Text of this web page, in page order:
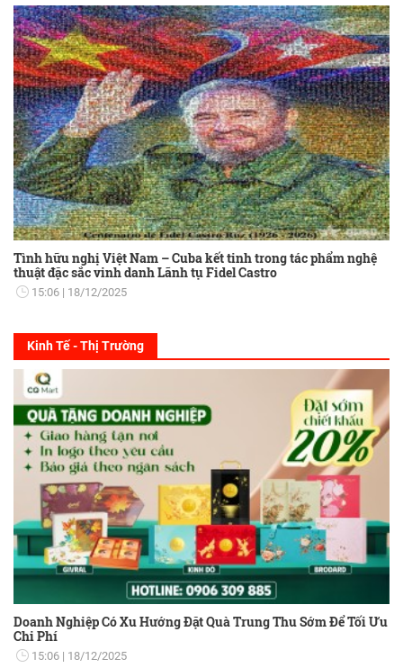
Tình hữu nghị Việt Nam – Cuba kết tinh trong tác phẩm nghệ
thuật đặc sắc vinh danh Lãnh tụ Fidel Castro
15:06 18/12/2025
Kinh Tế - Thị Trường
Doanh Nghiệp Có Xu Hướng Đặt Quà Trung Thu Sớm Để Tối Ưu
Chi Phí
15:06 18/12/2025